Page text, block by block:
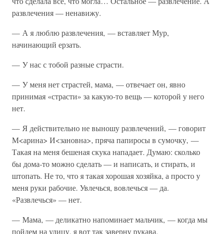
развлечения — ненавижу.
— А я люблю развлечения, — вставляет Мур,
начинающий ерзать.
— У нас с тобой разные страсти.
— У меня нет страстей, мама, — отвечает он, явно
принимая «страсти» за какую-то вещь — которой у него
нет.
— Я действительно не выношу развлечений, — говорит
М<арина> И<зановна>, пряча папиросы в сумочку, —
Такая на меня бешеная скука нападает. Думаю: сколько
бы дома-то можно сделать — и написать, и стирать, и
штопать. Не то, что я такая хорошая хозяйка, а просто у
меня руки рабочие. Увлечься, вовлечься — да.
«Развлечься» — нет.
— Мама, — деликатно напоминает мальчик, — когда мы
пойдем на улицу, я вот так заверну рукава.